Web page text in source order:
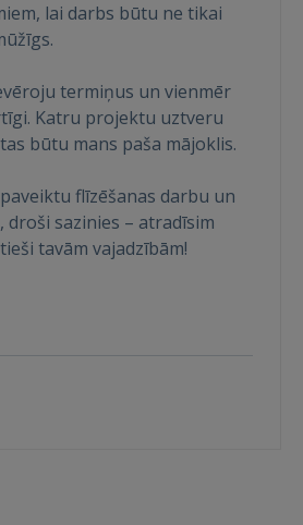
IENĀKT
lai darbs būtu ne tikai
termiņus un vienmēr
Katru projektu uztveru
būtu mans paša mājoklis.
flīzēšanas darbu un
droši sazinies – atradīsim
tavām vajadzībām!